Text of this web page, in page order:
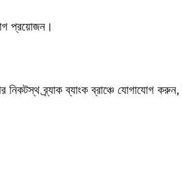
প্রয়োজন।
ব্র্যাক ব্যাংক ব্রাঞ্চে যোগাযোগ